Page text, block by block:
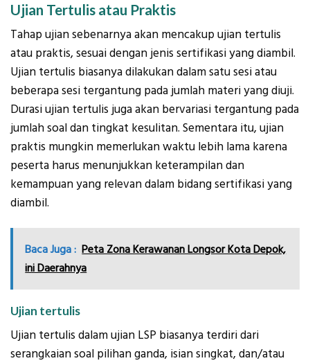
Ujian Tertulis atau Praktis
Tahap ujian sebenarnya akan mencakup ujian tertulis
atau praktis, sesuai dengan jenis sertifikasi yang diambil.
Ujian tertulis biasanya dilakukan dalam satu sesi atau
beberapa sesi tergantung pada jumlah materi yang diuji.
Durasi ujian tertulis juga akan bervariasi tergantung pada
jumlah soal dan tingkat kesulitan. Sementara itu, ujian
praktis mungkin memerlukan waktu lebih lama karena
peserta harus menunjukkan keterampilan dan
kemampuan yang relevan dalam bidang sertifikasi yang
diambil.
Baca Juga : Peta Zona Kerawanan Longsor Kota Depok,
ini Daerahnya
Ujian tertulis
Ujian tertulis dalam ujian LSP biasanya terdiri dari
serangkaian soal pilihan ganda, isian singkat, dan/atau